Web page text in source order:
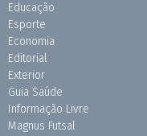
Educação
Esporte
Economia
Editorial
Exterior
Guia Saúde
Informação Livre
Magnus Futsal